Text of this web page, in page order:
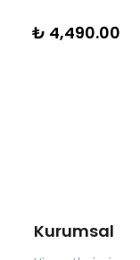
₺ 4,490.00
Kurumsal